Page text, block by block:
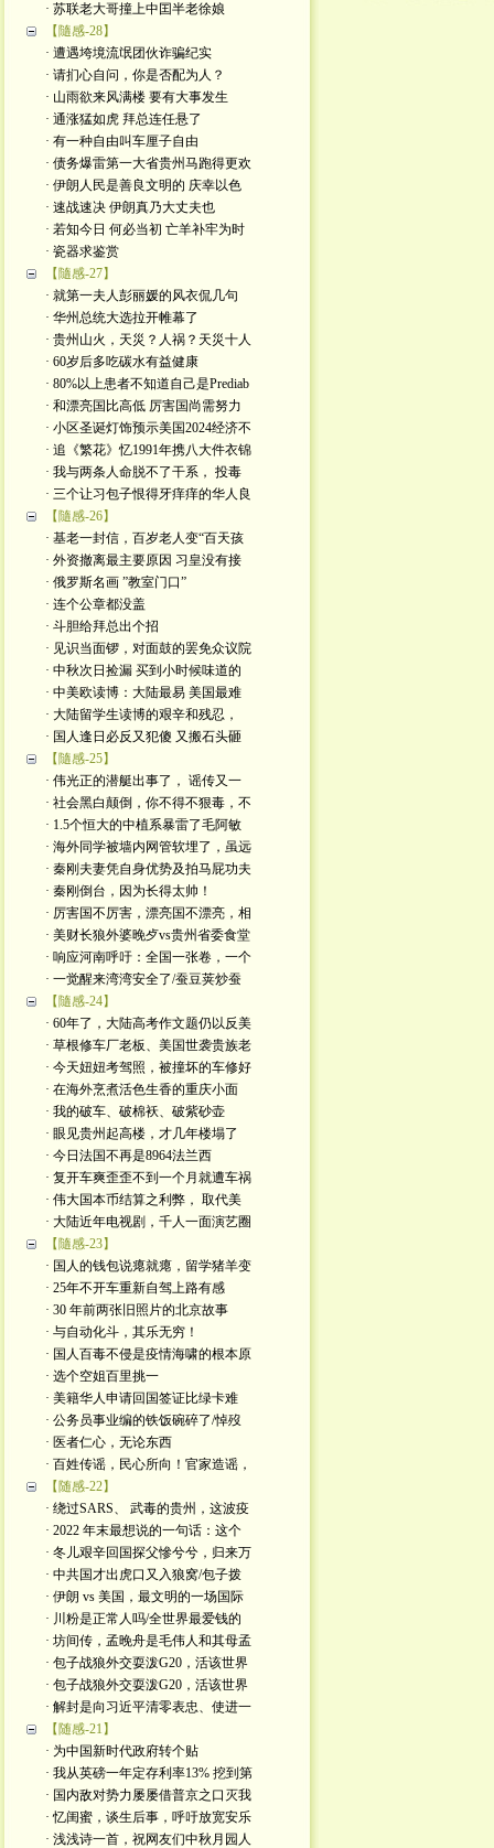
· 苏联老大哥撞上中囯半老徐娘
【隨感-28】
· 遭遇垮境流氓团伙诈骗纪实
· 请扪心自问，你是否配为人？
· 山雨欲来风满楼 要有大事发生
· 通涨猛如虎 拜总连任悬了
· 有一种自由叫车厘子自由
· 债务爆雷第一大省贵州马跑得更欢
· 伊朗人民是善良文明的 庆幸以色
· 速战速决 伊朗真乃大丈夫也
· 若知今日 何必当初 亡羊补牢为时
· 瓷器求鉴赏
【隨感-27】
· 就第一夫人彭丽媛的风衣侃几句
· 华州总统大选拉开帷幕了
· 贵州山火，天災？人祸？天災十人
· 60岁后多吃碳水有益健康
· 80%以上患者不知道自己是Prediab
· 和漂亮国比高低 厉害国尚需努力
· 小区圣诞灯饰预示美国2024经济不
· 追《繁花》忆1991年携八大件衣锦
· 我与两条人命脱不了干系， 投毒
· 三个让习包子恨得牙痒痒的华人良
【隨感-26】
· 基老一封信，百岁老人变“百天孩
· 外资撤离最主要原因 习皇没有接
· 俄罗斯名画 ”教室门口”
· 连个公章都没盖
· 斗胆给拜总出个招
· 见识当面锣，对面鼓的罢免众议院
· 中秋次日捡漏 买到小时候味道的
· 中美欧读博：大陆最易 美国最难
· 大陆留学生读博的艰辛和残忍，
· 国人逢日必反又犯傻 又搬石头砸
【隨感-25】
· 伟光正的潜艇出事了， 谣传又一
· 社会黑白颠倒，你不得不狠毒，不
· 1.5个恒大的中植系暴雷了毛阿敏
· 海外同学被墙内网管软埋了，虽远
· 秦刚夫妻凭自身优势及拍马屁功夫
· 秦刚倒台，因为长得太帅！
· 厉害国不厉害，漂亮国不漂亮，相
· 美财长狼外婆晚歺vs贵州省委食堂
· 响应河南呼吁：全国一张卷，一个
· 一觉醒来湾湾安全了/蚕豆荚炒蚕
【隨感-24】
· 60年了，大陆高考作文题仍以反美
· 草根修车厂老板、美国世袭贵族老
· 今天妞妞考驾照，被撞坏的车修好
· 在海外烹煮活色生香的重庆小面
· 我的破车、破棉袄、破紫砂壶
· 眼见贵州起高楼，才几年楼塌了
· 今日法国不再是8964法兰西
· 复开车爽歪歪不到一个月就遭车祸
· 伟大国本币结算之利弊， 取代美
· 大陆近年电视剧，千人一面演艺圈
【隨感-23】
· 国人的钱包说瘪就瘪，留学猪羊变
· 25年不开车重新自驾上路有感
· 30 年前两张旧照片的北京故事
· 与自动化斗，其乐无穷！
· 国人百毒不侵是疫情海啸的根本原
· 选个空姐百里挑一
· 美籍华人申请回国签证比绿卡难
· 公务员事业编的铁饭碗碎了/悼歿
· 医者仁心，无论东西
· 百姓传谣，民心所向！官家造谣，
【随感-22】
· 绕过SARS、 武毒的贵州，这波疫
· 2022 年末最想说的一句话：这个
· 冬儿艰辛回国探父慘兮兮，归来万
· 中共国才出虎口又入狼窝/包子拨
· 伊朗 vs 美国，最文明的一场国际
· 川粉是正常人吗/全世界最爱钱的
· 坊间传，孟晚舟是毛伟人和其母孟
· 包子战狼外交耍泼G20，活该世界
· 包子战狼外交耍泼G20，活该世界
· 解封是向习近平清零表忠、使进一
【随感-21】
· 为中国新时代政府转个贴
· 我从英磅一年定存利率13% 挖到第
· 国内敌对势力屡屡借普京之口灭我
· 忆闺蜜，谈生后事，呼吁放宽安乐
· 浅浅诗一首，祝网友们中秋月园人